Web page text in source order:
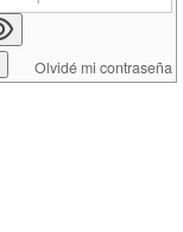
Olvidé mi contraseña